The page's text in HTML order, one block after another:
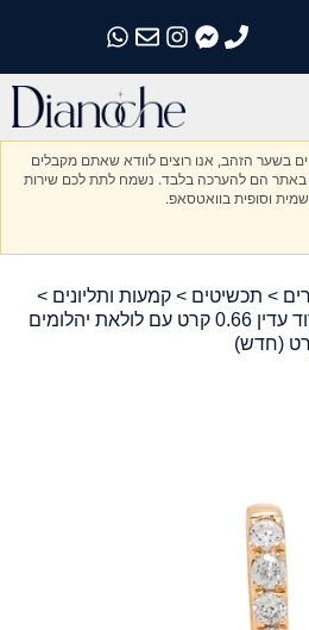
התקשרו אלינו
התקשרו אלינו
התקשרו אלינו
התקשרו אלינו
התקשרו אלינו
בשער הזהב, אנו רוצים לוודא שאתם מקבלים
הם להערכה בלבד. נשמח לתת לכם שירות
וסופית בוואטסאפ.
> תכשיטים > קמעות ותליונים >
תליון אשכול לבבות ספיר ורוד עדין 0.66 קרט עם לולאת יהלומים